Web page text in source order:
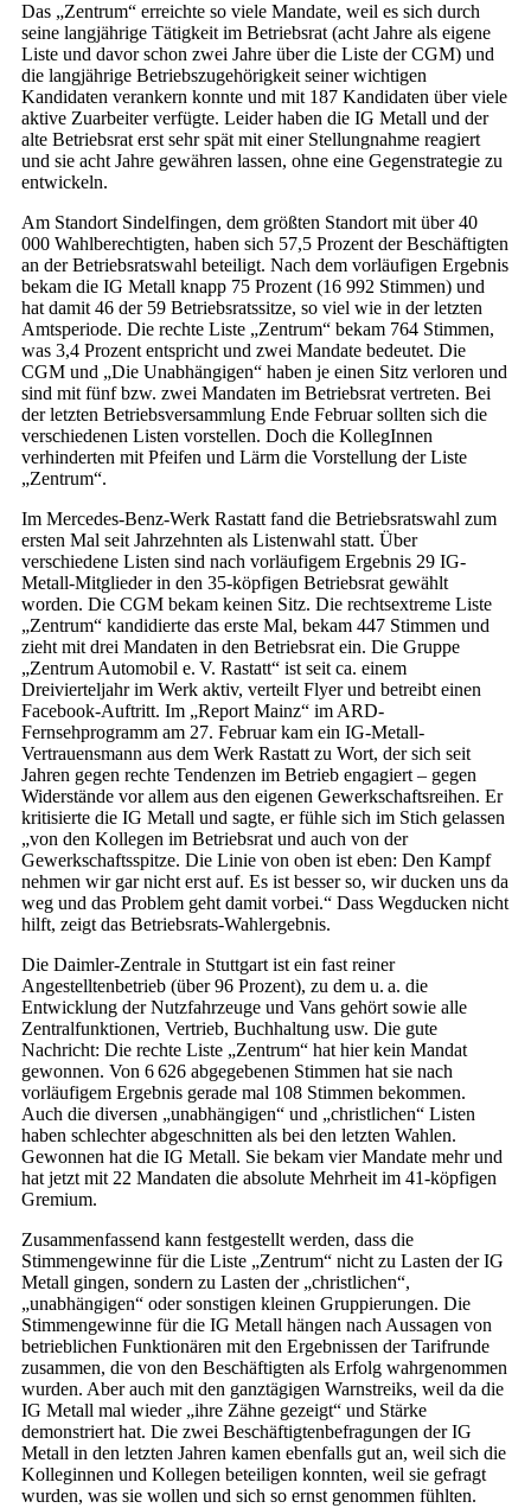
Das „Zentrum“ erreichte so viele Mandate, weil es sich durch
seine langjährige Tätigkeit im Betriebsrat (acht Jahre als eigene
Liste und davor schon zwei Jahre über die Liste der CGM) und
die langjährige Betriebszugehörigkeit seiner wichtigen
Kandidaten verankern konnte und mit 187 Kandidaten über viele
aktive Zuarbeiter verfügte. Leider haben die IG Metall und der
alte Betriebsrat erst sehr spät mit einer Stellungnahme reagiert
und sie acht Jahre gewähren lassen, ohne eine Gegenstrategie zu
entwickeln.
Am Standort Sindelfingen, dem größten Standort mit über 40
000 Wahlberechtigten, haben sich 57,5 Prozent der Beschäftigten
an der Betriebsratswahl beteiligt. Nach dem vorläufigen Ergebnis
bekam die IG Metall knapp 75 Prozent (16 992 Stimmen) und
hat damit 46 der 59 Betriebsratssitze, so viel wie in der letzten
Amtsperiode. Die rechte Liste „Zentrum“ bekam 764 Stimmen,
was 3,4 Prozent entspricht und zwei Mandate bedeutet. Die
CGM und „Die Unabhängigen“ haben je einen Sitz verloren und
sind mit fünf bzw. zwei Mandaten im Betriebsrat vertreten. Bei
der letzten Betriebsversammlung Ende Februar sollten sich die
verschiedenen Listen vorstellen. Doch die KollegInnen
verhinderten mit Pfeifen und Lärm die Vorstellung der Liste
„Zentrum“.
Im Mercedes-Benz-Werk Rastatt fand die Betriebsratswahl zum
ersten Mal seit Jahrzehnten als Listenwahl statt. Über
verschiedene Listen sind nach vorläufigem Ergebnis 29 IG-
Metall-Mitglieder in den 35-köpfigen Betriebsrat gewählt
worden. Die CGM bekam keinen Sitz. Die rechtsextreme Liste
„Zentrum“ kandidierte das erste Mal, bekam 447 Stimmen und
zieht mit drei Mandaten in den Betriebsrat ein. Die Gruppe
„Zentrum Automobil e. V. Rastatt“ ist seit ca. einem
Dreivierteljahr im Werk aktiv, verteilt Flyer und betreibt einen
Facebook-Auftritt. Im „Report Mainz“ im ARD-
Fernsehprogramm am 27. Februar kam ein IG-Metall-
Vertrauensmann aus dem Werk Rastatt zu Wort, der sich seit
Jahren gegen rechte Tendenzen im Betrieb engagiert – gegen
Widerstände vor allem aus den eigenen Gewerkschaftsreihen. Er
kritisierte die IG Metall und sagte, er fühle sich im Stich gelassen
„von den Kollegen im Betriebsrat und auch von der
Gewerkschaftsspitze. Die Linie von oben ist eben: Den Kampf
nehmen wir gar nicht erst auf. Es ist besser so, wir ducken uns da
weg und das Problem geht damit vorbei.“ Dass Wegducken nicht
hilft, zeigt das Betriebsrats-Wahlergebnis.
Die Daimler-Zentrale in Stuttgart ist ein fast reiner
Angestelltenbetrieb (über 96 Prozent), zu dem u. a. die
Entwicklung der Nutzfahrzeuge und Vans gehört sowie alle
Zentralfunktionen, Vertrieb, Buchhaltung usw. Die gute
Nachricht: Die rechte Liste „Zen­trum“ hat hier kein Mandat
gewonnen. Von 6 626 abgegebenen Stimmen hat sie nach
vorläufigem Ergebnis gerade mal 108 Stimmen bekommen.
Auch die diversen „unabhängigen“ und „christlichen“ Listen
haben schlechter abgeschnitten als bei den letzten Wahlen.
Gewonnen hat die IG Metall. Sie bekam vier Mandate mehr und
hat jetzt mit 22 Mandaten die absolute Mehrheit im 41-köpfigen
Gremium.
Zusammenfassend kann festgestellt werden, dass die
Stimmengewinne für die Liste „Zentrum“ nicht zu Lasten der IG
Metall gingen, sondern zu Lasten der „christlichen“,
„unabhängigen“ oder sonstigen kleinen Gruppierungen. Die
Stimmengewinne für die IG Metall hängen nach Aussagen von
betrieblichen Funktionären mit den Ergebnissen der Tarifrunde
zusammen, die von den Beschäftigten als Erfolg wahrgenommen
wurden. Aber auch mit den ganztägigen Warnstreiks, weil da die
IG Metall mal wieder „ihre Zähne gezeigt“ und Stärke
demonstriert hat. Die zwei Beschäftigtenbefragungen der IG
Metall in den letzten Jahren kamen ebenfalls gut an, weil sich die
Kolleginnen und Kollegen beteiligen konnten, weil sie gefragt
wurden, was sie wollen und sich so ernst genommen fühlten.